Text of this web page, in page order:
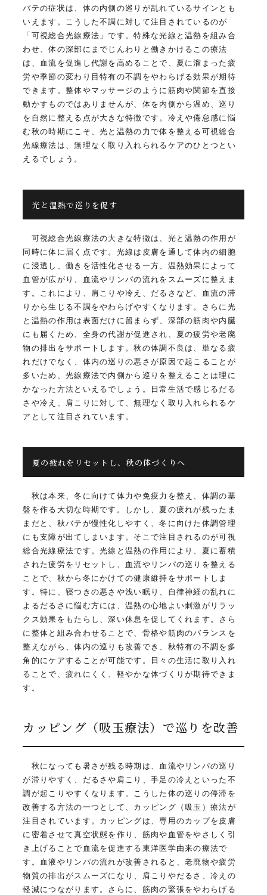
バテの症状は、体の内側の巡りが乱れているサインとも
いえます。こうした不調に対して注目されているのが
「可視総合光線療法」です。特殊な光線と温熱を組み合
わせ、体の深部にまでじんわりと働きかけるこの療法
は、血流を促進し代謝を高めることで、夏に溜まった疲
労や季節の変わり目特有の不調をやわらげる効果が期待
できます。整体やマッサージのように筋肉や関節を直接
動かすものではありませんが、体を内側から温め、巡り
を自然に整える点が大きな特徴です。冷えや倦怠感に悩
む秋の時期にこそ、光と温熱の力で体を整える可視総合
光線療法は、無理なく取り入れられるケアのひとつとい
えるでしょう。
光と温熱で巡りを促す
可視総合光線療法の大きな特徴は、光と温熱の作用が
同時に体に届く点です。光線は皮膚を通して体内の細胞
に浸透し、働きを活性化させる一方、温熱効果によって
血管が広がり、血流やリンパの流れをスムーズに整えま
す。これにより、肩こりや冷え、だるさなど、血流の滞
りから生じる不調をやわらげやすくなります。さらに光
と温熱の作用は表面だけに留まらず、深部の筋肉や内臓
にも届くため、全身の代謝が促進され、夏の疲労や老廃
物の排出をサポートします。秋の体調不良は、単なる疲
れだけでなく、体内の巡りの悪さが原因で起こることが
多いため、光線療法で内側から巡りを整えることは理に
かなった方法といえるでしょう。日常生活で感じるだる
さや冷え、肩こりに対して、無理なく取り入れられるケ
アとして注目されています。
夏の疲れをリセットし、秋の体づくりへ
秋は本来、冬に向けて体力や免疫力を整え、体調の基
盤を作る大切な時期です。しかし、夏の疲れが残ったま
まだと、秋バテが慢性化しやすく、冬に向けた体調管理
にも支障が出てしまいます。そこで注目されるのが可視
総合光線療法です。光線と温熱の作用により、夏に蓄積
された疲労をリセットし、血流やリンパの巡りを整える
ことで、秋から冬にかけての健康維持をサポートしま
す。特に、寝つきの悪さや浅い眠り、自律神経の乱れに
よるだるさに悩む方には、温熱の心地よい刺激がリラッ
クス効果をもたらし、深い休息を促してくれます。さら
に整体と組み合わせることで、骨格や筋肉のバランスを
整えながら、体内の巡りも改善でき、秋特有の不調を多
角的にケアすることが可能です。日々の生活に取り入れ
ることで、疲れにくく、軽やかな体づくりが期待できま
す。
カッピング（吸玉療法）で巡りを改善
秋になっても暑さが残る時期は、血流やリンパの巡り
が滞りやすく、だるさや肩こり、手足の冷えといった不
調が起こりやすくなります。こうした体の巡りの停滞を
改善する方法の一つとして、カッピング（吸玉）療法が
注目されています。カッピングは、専用のカップを皮膚
に密着させて真空状態を作り、筋肉や血管をやさしく引
き上げることで血流を促進する東洋医学由来の療法で
す。血液やリンパの流れが改善されると、老廃物や疲労
物質の排出がスムーズになり、肩こりやだるさ、冷えの
軽減につながります。さらに、筋肉の緊張をやわらげる